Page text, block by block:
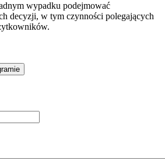
wypadku podejmować
decyzji, w tym czynności polegających